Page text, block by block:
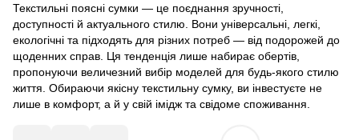
Текстильні поясні сумки — це поєднання зручності,
доступності й актуального стилю. Вони універсальні, легкі,
екологічні та підходять для різних потреб — від подорожей до
щоденних справ. Ця тенденція лише набирає обертів,
пропонуючи величезний вибір моделей для будь-якого стилю
життя. Обираючи якісну текстильну сумку, ви інвестуєте не
лише в комфорт, а й у свій імідж та свідоме споживання.